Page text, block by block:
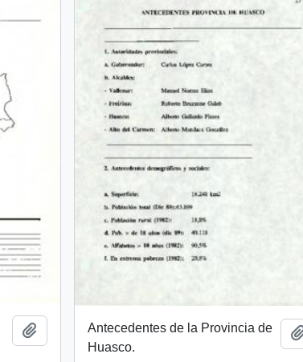
Añadir al portapapeles
Antecedentes de la Provincia de
Huasco.